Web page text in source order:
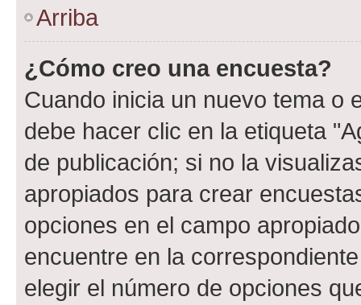
Arriba
¿Cómo creo una encuesta?
Cuando inicia un nuevo tema o
debe hacer clic en la etiqueta
de publicación; si no la
apropiados para crear
opciones en el campo
encuentre en la
elegir el número de opciones